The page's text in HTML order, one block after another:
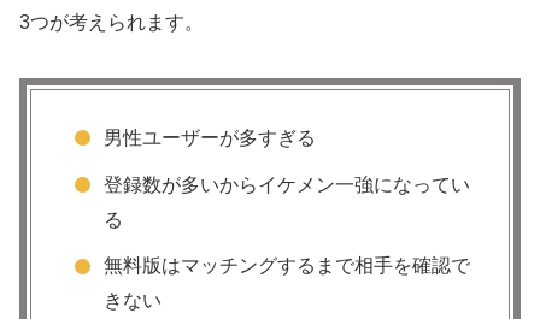
3つが考えられます。
男性ユーザーが多すぎる
登録数が多いからイケメン一強になってい
る
無料版はマッチングするまで相手を確認で
きない